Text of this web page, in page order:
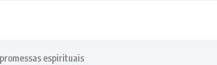
espirituais